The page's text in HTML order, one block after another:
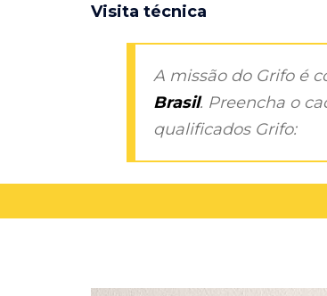
Visita técnica
A missão do Grifo é
Brasil. Preencha o
qualificados Grifo: